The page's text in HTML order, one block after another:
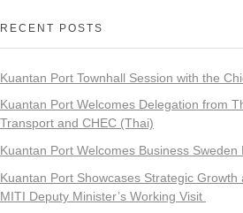
RECENT POSTS
Kuantan Port Townhall Session with the
Kuantan Port Welcomes Delegation from
Transport and CHEC (Thai)
Kuantan Port Welcomes Business Sweden
Kuantan Port Showcases Strategic Growth
MITI Deputy Minister’s Working Visit